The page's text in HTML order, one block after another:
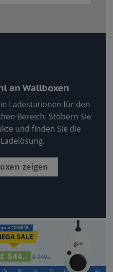
an Wallboxen
Ladestationen für den
Bereich. Stöbern Sie
und finden Sie die
zeigen